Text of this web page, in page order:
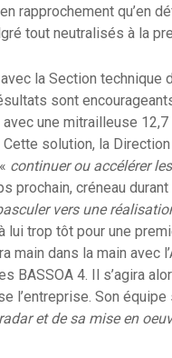
rapprochement qu’en
tout neutralisés à la
la Section technique
sont
une mitrailleuse
solution, la Direction
continuer ou accélérer
prochain, créneau
vers une
lui trop tôt pour une
main dans la main avec
BASSOA 4. Il s’agira
l’entreprise. Son équipe
et de sa mise en